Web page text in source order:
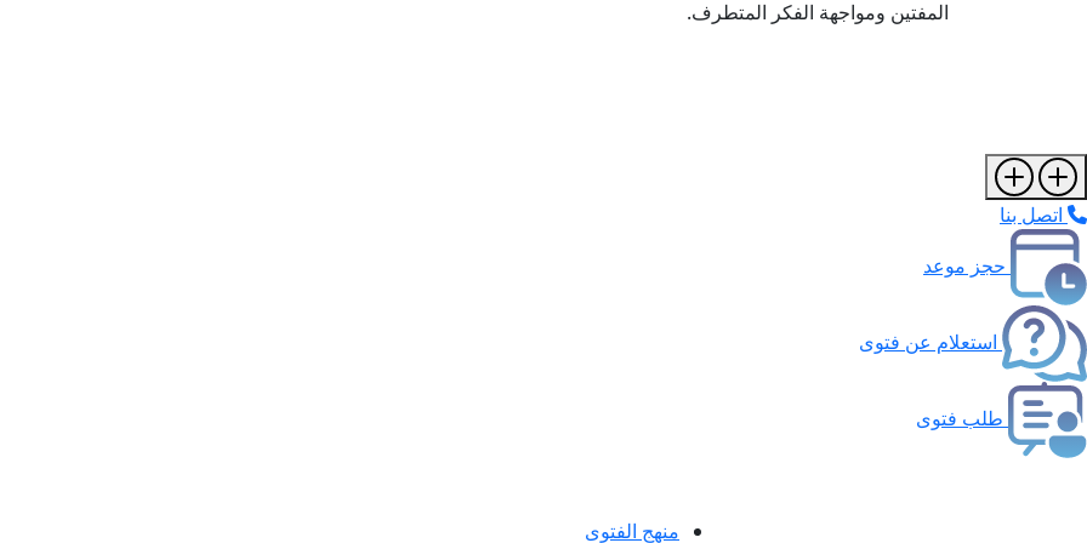
المفتين ومواجهة الفكر المتطرف.
اتصل بنا
حجز موعد
استعلام عن فتوى
طلب فتوى
منهج الفتوى